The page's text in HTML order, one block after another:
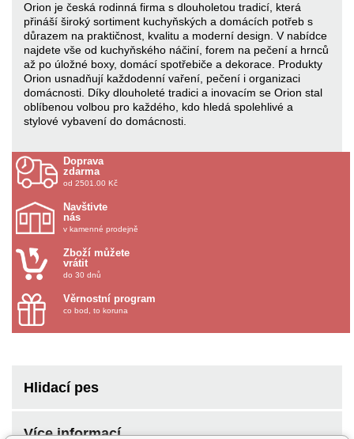
Orion je česká rodinná firma s dlouholetou tradicí, která
přináší široký sortiment kuchyňských a domácích potřeb s
důrazem na praktičnost, kvalitu a moderní design. V nabídce
najdete vše od kuchyňského náčiní, forem na pečení a hrnců
až po úložné boxy, domácí spotřebiče a dekorace. Produkty
Orion usnadňují každodenní vaření, pečení i organizaci
domácnosti. Díky dlouholeté tradici a inovacím se Orion stal
oblíbenou volbou pro každého, kdo hledá spolehlivé a
stylové vybavení do domácnosti.
Doprava
zdarma
od 2501.00 Kč
Navštivte
nás
v kamenné prodejně
Zboží můžete
vrátit
do 30 dnů
Věrnostní program
co bod, to koruna
Hlidací pes
Více informací